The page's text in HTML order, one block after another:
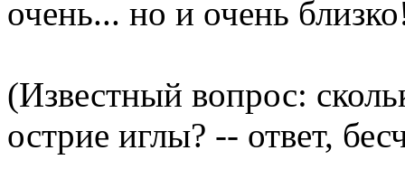
очень... но и очень
(Известный вопрос:
острие иглы? -- ответ,